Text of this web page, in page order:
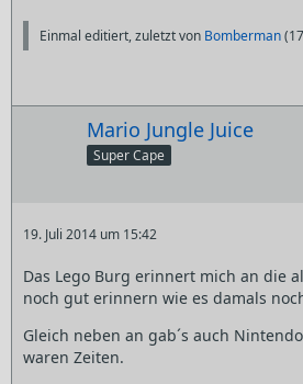
Einmal editiert, zuletzt von Bomberman(
Mario Jungle Juice
Super Cape
19. Juli 2014 um 15:42
Das Lego Burg erinnert mich an die
noch gut erinnern wie es damals
Gleich neben an gab´s auch
waren Zeiten.